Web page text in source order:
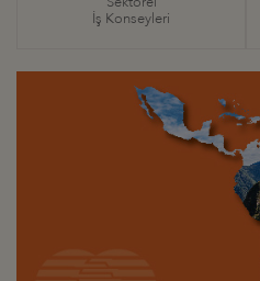
İş Konseyleri